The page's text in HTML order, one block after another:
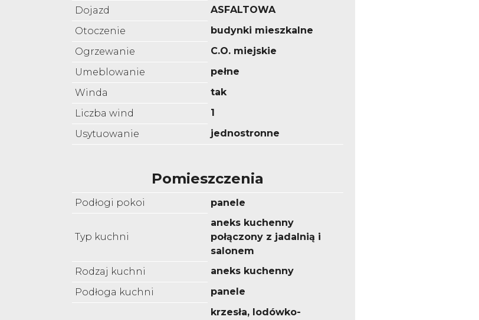
Dojazd
ASFALTOWA
Otoczenie
budynki mieszkalne
Ogrzewanie
C.O. miejskie
Umeblowanie
pełne
Winda
tak
Liczba wind
1
Usytuowanie
jednostronne
Pomieszczenia
Podłogi pokoi panele
Typ kuchni
aneks kuchenny
połączony z jadalnią i
salonem
Rodzaj kuchni
aneks kuchenny
Podłoga kuchni
panele
krzesła, lodówko-